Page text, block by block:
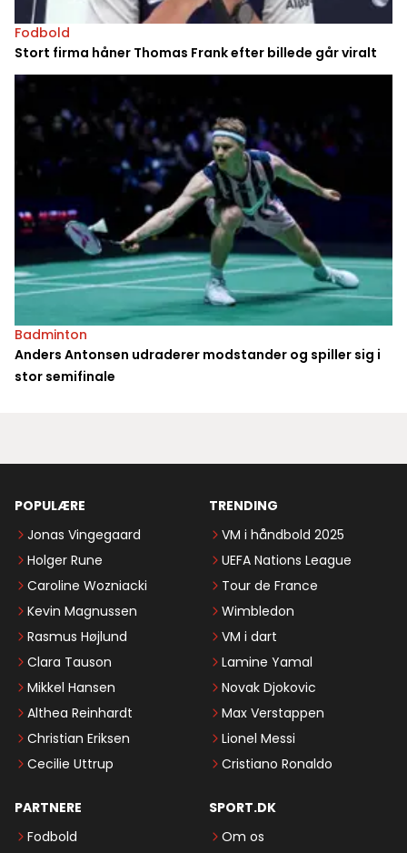
Fodbold
Stort firma håner Thomas Frank efter billede går viralt
Badminton
Anders Antonsen udraderer modstander og spiller sig i
stor semifinale
POPULÆRE
Jonas Vingegaard
Holger Rune
Caroline Wozniacki
Kevin Magnussen
Rasmus Højlund
Clara Tauson
Mikkel Hansen
Althea Reinhardt
Christian Eriksen
Cecilie Uttrup
TRENDING
VM i håndbold 2025
UEFA Nations League
Tour de France
Wimbledon
VM i dart
Lamine Yamal
Novak Djokovic
Max Verstappen
Lionel Messi
Cristiano Ronaldo
PARTNERE
Fodbold
SPORT.DK
Om os